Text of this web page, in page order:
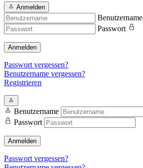
Anmelden
Benutzername
Passwort
Anmelden
Passwort vergessen?
Benutzername vergessen?
Registrieren
Benutzername
Passwort
Anmelden
Passwort vergessen?